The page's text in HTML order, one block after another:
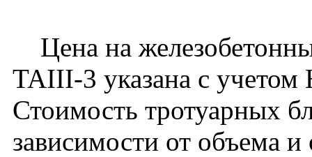
Цена на
TAIII-3 указана с учетом
Стоимость тротуарных
зависимости от объема